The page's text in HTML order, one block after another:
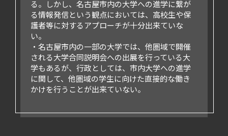
る。しかし、名古屋市内の大学への進学に繋が
る情報発信という観点においては、高校生や保
護者等に対するアプローチが十分出来ていな
い。
名古屋市内の一部の大学では、他圏域で開催
される大学合同説明会への出展を行っている大
学もあるが、行政としては、市内大学への進学
に関して、他圏域の学生に向けた直接的な働き
かけを行うことが出来ていない。